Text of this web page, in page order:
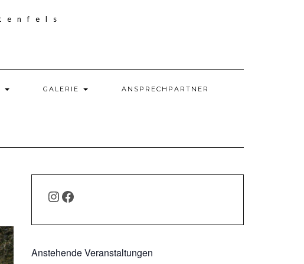
GALERIE ANSPRECHPARTNER
INSTAGRAM
FACEBOOK
Anstehende Veranstaltungen